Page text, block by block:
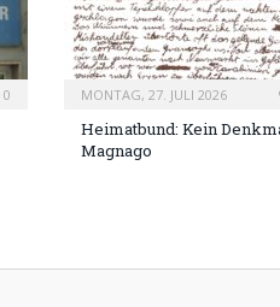
0 MONTAG, 27. JULI 2026
Heimatbund: Kein
Magnago